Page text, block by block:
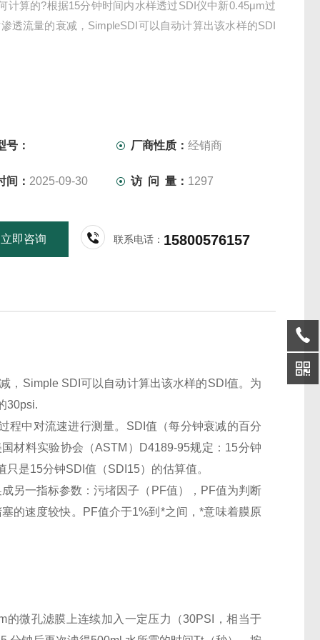
计算的?根据15分钟时间内水样透过SDI仪中新0.45μm过
透流量的衰减，SimpleSDI可以自动计算出该水样的SDI
号： 厂商性质：经销商
间： 2025-09-30 访 问 量： 1297
立即咨询 联系电话： 15800576157
，Simple SDI可以自动计算出该水样的SDI值。为
30psi.
程中对流速进行测量。SDI值（每分钟衰减的百分
材料实验协会（ASTM）D4189-95规定：15分钟
是15分钟SDI值（SDI15）的估算值。
另一指标参数：污堵因子（PF值），PF值为判断
的速度较快。PF值介于1%到*之间，*意味着膜原
的微孔滤膜上连续加入一定压力（30PSI，相当于